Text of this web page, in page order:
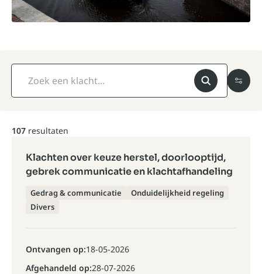
107 resultaten
Klachten over keuze herstel, doorlooptijd,
gebrek communicatie en klachtafhandeling
Gedrag & communicatie
Onduidelijkheid regeling
Divers
Ontvangen op:18-05-2026
Afgehandeld op:28-07-2026